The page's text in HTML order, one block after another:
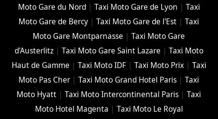
Moto Gare du Nord| Taxi Moto Gare de Lyon | Taxi
Moto Gare de Bercy |Taxi Moto Gare de l'Est |Taxi
Moto Gare Montparnasse |Taxi Moto Gare
d'Austerlitz| Taxi Moto Gare Saint Lazare | Taxi Moto
Haut de Gamme | Taxi Moto IDF| Taxi Moto Prix| Taxi
Moto Pas Cher |Taxi Moto Grand Hotel Paris |Taxi
Moto Hyatt |Taxi Moto Intercontinental Paris |Taxi
Moto Hotel Magenta | Taxi Moto Le Royal